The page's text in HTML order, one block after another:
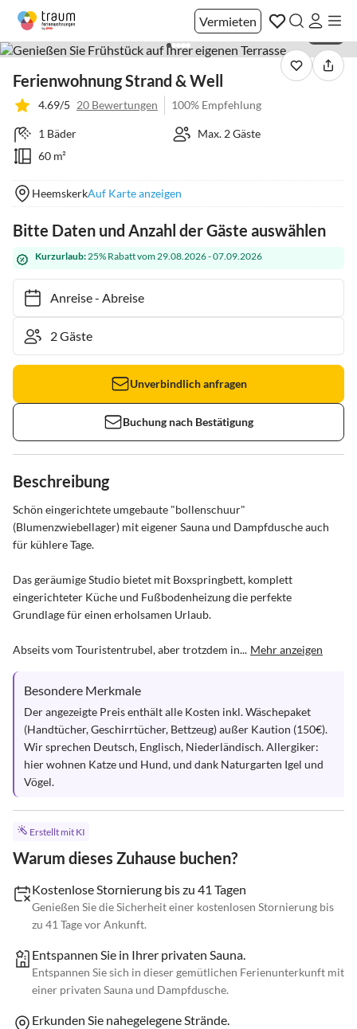
Vermieten
Ferienwohnung Strand & Well
4.69/5 20 Bewertungen 100% Empfehlung
1 Bäder
Max. 2 Gäste
60 m²
HeemskerkAuf Karte anzeigen
Bitte Daten und Anzahl der Gäste auswählen
Kurzurlaub:25% Rabatt vom 29.08.2026 - 07.09.2026
Anreise- Abreise
Unverbindlich anfragen
Buchung nach Bestätigung
Beschreibung
Schön eingerichtete umgebaute "bollenschuur"
(Blumenzwiebellager) mit eigener Sauna und Dampfdusche auch
für kühlere Tage.
Das geräumige Studio bietet mit Boxspringbett, komplett
eingerichteter Küche und Fußbodenheizung die perfekte
Grundlage für einen erholsamen Urlaub.
Abseits vom Touristentrubel, aber trotzdem in... Mehr anzeigen
Besondere Merkmale
Der angezeigte Preis enthält alle Kosten inkl. Wäschepaket
(Handtücher, Geschirrtücher, Bettzeug) außer Kaution (150€).
Wir sprechen Deutsch, Englisch, Niederländisch. Allergiker:
hier wohnen Katze und Hund, und dank Naturgarten Igel und
Vögel.
Erstellt mit KI
Warum dieses Zuhause buchen?
Kostenlose Stornierung bis zu 41 Tagen
Genießen Sie die Sicherheit einer kostenlosen Stornierung bis
zu 41 Tage vor Ankunft.
Entspannen Sie in Ihrer privaten Sauna.
Entspannen Sie sich in dieser gemütlichen Ferienunterkunft mit
einer privaten Sauna und Dampfdusche.
Erkunden Sie nahegelegene Strände.